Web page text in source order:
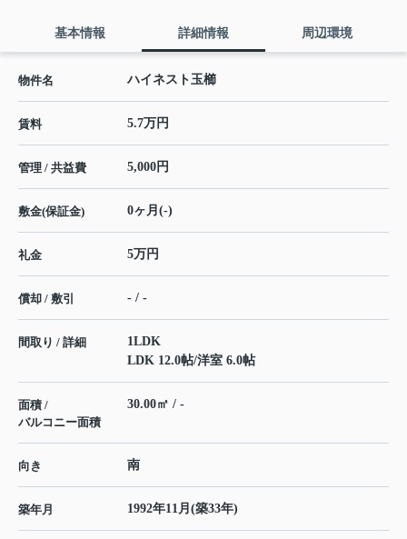
基本情報 詳細情報 周辺環境
物件名 ハイネスト玉櫛
賃料 5.7万円
管理 / 共益費 5,000円
敷金(保証金) 0ヶ月(-)
礼金 5万円
償却 / 敷引 - / -
間取り / 詳細
1LDK
LDK 12.0帖/洋室 6.0帖
面積 /
バルコニー面積
30.00㎡ / -
向き 南
築年月 1992年11月(築33年)